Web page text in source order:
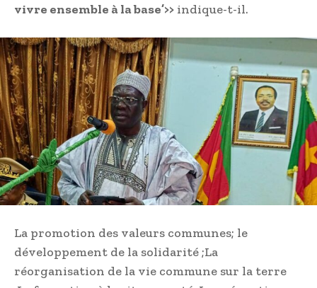
vivre ensemble à la base’>> indique-t-il.
La promotion des valeurs communes; le
développement de la solidarité ;La
réorganisation de la vie commune sur la terre